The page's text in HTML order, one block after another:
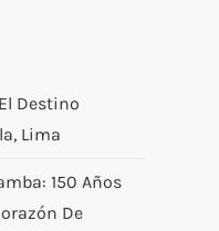
Destino
Lima
150 Años
De